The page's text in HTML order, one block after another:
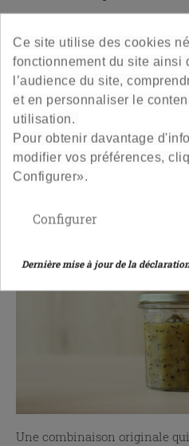
Épluchez les pommes et
morceaux.
Placez les fruits dans une
mijoter à feu doux pendant
Mixez le tout.
Transvasez dans votre
Une combinaison originale
Ce site utilise des cookies
fonctionnement du site ainsi
l’audience du site,
et en personnaliser le
utilisation.
Pour obtenir davantage
modifier vos préférences,
Configurer».
Configurer
Dernière mise à jour de la